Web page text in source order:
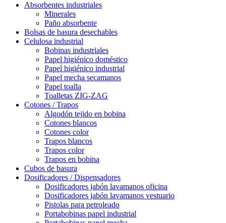
Absorbentes industriales
Minerales
Paño absorbente
Bolsas de basura desechables
Celulosa industrial
Bobinas industriales
Papel higiénico doméstico
Papel higiénico industrial
Papel mecha secamanos
Papel toalla
Toalletas ZIG-ZAG
Cotones / Trapos
Algodón tejido en bobina
Cotones blancos
Cotones color
Trapos blancos
Trapos color
Trapos en bobina
Cubos de basura
Dosificadores / Dispensadores
Dosificadores jabón lavamanos oficina
Dosificadores jabón lavamanos vestuario
Pistolas para petroleado
Portabobinas papel industrial